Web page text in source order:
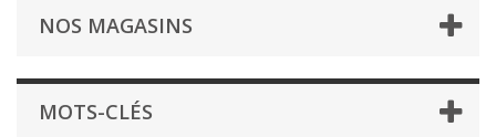
NOS MAGASINS
MOTS-CLÉS